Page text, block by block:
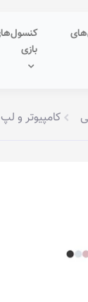
بازی
کامپیوتر و